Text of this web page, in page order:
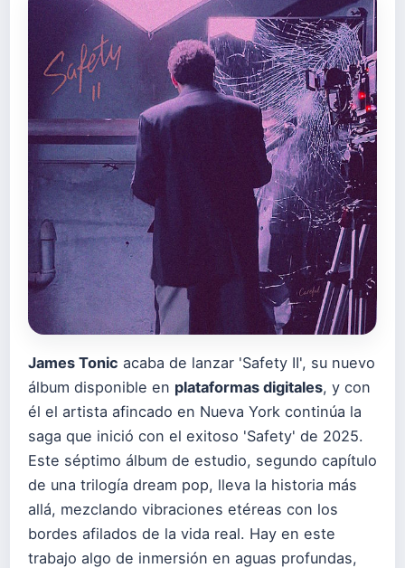
James Tonic acaba de lanzar 'Safety II', su nuevo
álbum disponible en plataformas digitales, y con
él el artista afincado en Nueva York continúa la
saga que inició con el exitoso 'Safety' de 2025.
Este séptimo álbum de estudio, segundo capítulo
de una trilogía dream pop, lleva la historia más
allá, mezclando vibraciones etéreas con los
bordes afilados de la vida real. Hay en este
trabajo algo de inmersión en aguas profundas,